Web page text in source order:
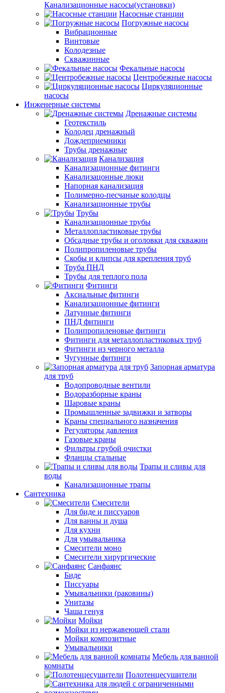
Канализационные насосы(установки)
Насосные станции
Погружные насосы
Вибрационные
Винтовые
Колодезные
Скважинные
Фекальные насосы
Центробежные насосы
Циркуляционные
насосы
Инженерные системы
Дренажные системы
Геотекстиль
Колодец дренажный
Дождеприемники
Трубы дренажные
Канализация
Канализационные фитинги
Канализацонные люки
Напорная канализация
Полимерно-песчаные колодцы
Канализационные трубы
Трубы
Канализационные трубы
Металлопластиковые трубы
Обсадные трубы и оголовки для скважин
Полипропиленовые трубы
Скобы и клипсы для крепления труб
Труба ПНД
Трубы для теплого пола
Фитинги
Аксиальные фитинги
Канализационные фитинги
Латунные фитинги
ПНД фитинги
Полипропиленовые фитинги
Фитинги для металлопластиковых труб
Фитинги из черного металла
Чугунные фитинги
Запорная арматура
для труб
Водопроводные вентили
Водоразборные краны
Шаровые краны
Промышленные задвижки и затворы
Краны специального назначения
Регуляторы давления
Газовые краны
Фильтры грубой очистки
Фланцы стальные
Трапы и сливы для
воды
Канализационные трапы
Сантехника
Смесители
Для биде и писсуаров
Для ванны и душа
Для кухни
Для умывальника
Смесители моно
Смесители хирургические
Санфаянс
Биде
Писсуары
Умывальники (раковины)
Унитазы
Чаша генуя
Мойки
Мойки из нержавеющей стали
Мойки композитные
Умывальники
Мебель для ванной
комнаты
Полотенцесушители